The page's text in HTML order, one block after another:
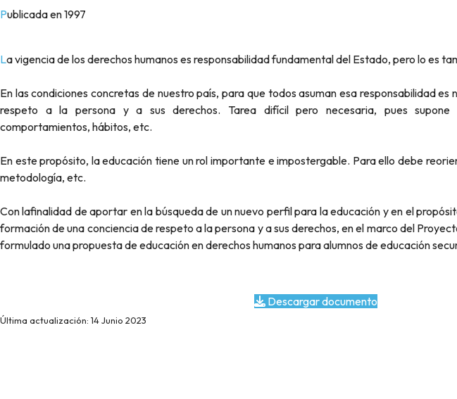
Publicada en 1997
La vigencia de los derechos humanos es responsabilidad fundamental del Estado, pero lo es
En las condiciones concretas de nuestro país, para que todos asuman esa responsabilidad
respeto a la persona y a sus derechos. Tarea difícil pero necesaria, pues supone
comportamientos, hábitos, etc.
En este propósito, la educación tiene un rol importante e impostergable. Para ello debe
metodología, etc.
Con lafinalidad de aportar en la búsqueda de un nuevo perfil para la educación y en el
formación de una conciencia de respeto a la persona y a sus derechos, en el marco del
formulado una propuesta de educación en derechos humanos para alumnos de educación
Descargar documento
Última actualización: 14 Junio 2023